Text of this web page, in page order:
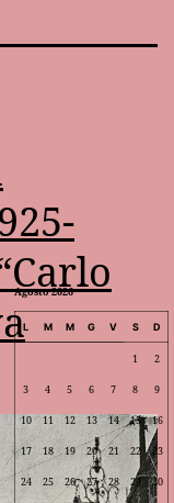
Agosto 2026
L M M G V S D
1 2
3 4 5 6 7 8 9
10 11 12 13 14 15 16
17 18 19 20 21 22 23
24 25 26 27 28 29 30